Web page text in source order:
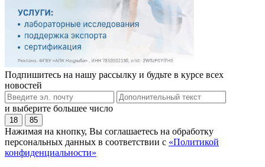
Подпишитесь на нашу рассылку и будьте в курсе всех
новостей
и выберите большее число
18 85
Нажимая на кнопку, Вы соглашаетесь на обработку
персональных данных в соответствии с «Политикой
конфиденциальности»